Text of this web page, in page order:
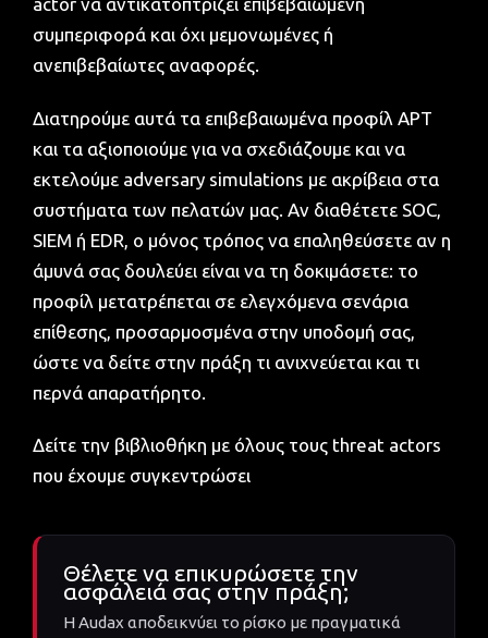
συμπεριφορά και όχι μεμονωμένες ή
ανεπιβεβαίωτες αναφορές.
Διατηρούμε αυτά τα επιβεβαιωμένα προφίλ APT
και τα αξιοποιούμε για να σχεδιάζουμε και να
εκτελούμε adversary simulations με ακρίβεια στα
συστήματα των πελατών μας. Αν διαθέτετε SOC,
SIEM ή EDR, ο μόνος τρόπος να επαληθεύσετε αν η
άμυνά σας δουλεύει είναι να τη δοκιμάσετε: το
προφίλ μετατρέπεται σε ελεγχόμενα σενάρια
επίθεσης, προσαρμοσμένα στην υποδομή σας,
ώστε να δείτε στην πράξη τι ανιχνεύεται και τι
περνά απαρατήρητο.
Δείτε την βιβλιοθήκη με όλους τους threat actors
που έχουμε συγκεντρώσει
Θέλετε να επικυρώσετε την
ασφάλειά σας στην πράξη;
Η Audax αποδεικνύει το ρίσκο με πραγματικά